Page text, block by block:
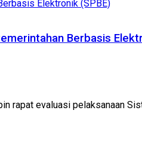
Berbasis
rapat evaluasi pelaksanaan